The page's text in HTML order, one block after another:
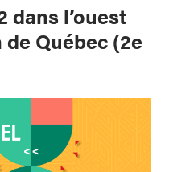
dans l’ouest
Québec (2e